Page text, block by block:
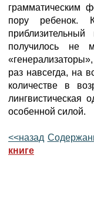
грамматическим
пору ребенок.
получилось не
раз навсегда, на
количестве в
лингвистическая
особенной силой.
<<назад
книге